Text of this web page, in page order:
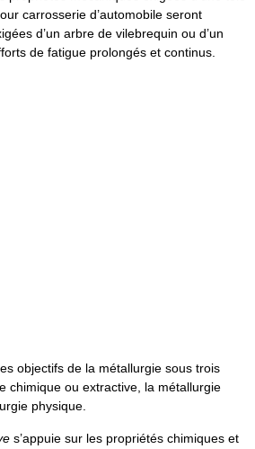
carrosserie d’automobile seront
d’un arbre de vilebrequin ou d’un
de fatigue prolongés et continus.
objectifs de la métallurgie sous trois
chimique ou extractive, la métallurgie
physique.
s’appuie sur les propriétés chimiques et